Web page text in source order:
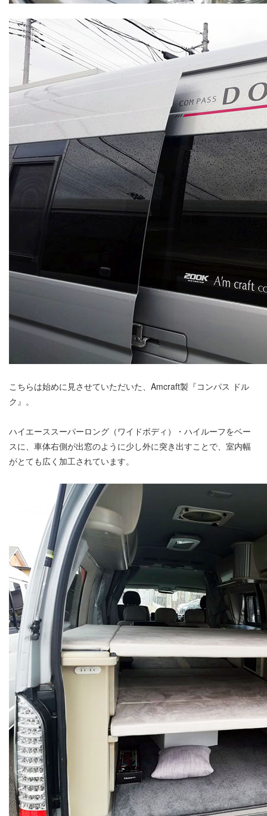
こちらは始めに見させていただいた、Amcraft製『コンパス ドル
ク』。
ハイエーススーパーロング（ワイドボディ）・ハイルーフをベー
スに、車体右側が出窓のように少し外に突き出すことで、室内幅
がとても広く加工されています。